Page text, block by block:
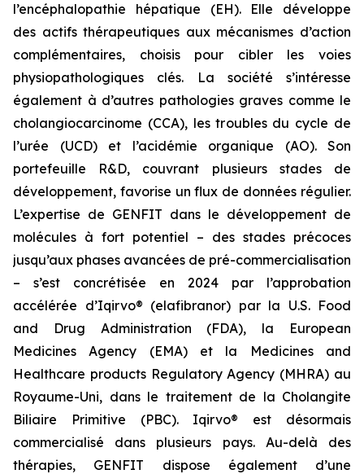
l’encéphalopathie hépatique (EH). Elle développe
des actifs thérapeutiques aux mécanismes d’action
complémentaires, choisis pour cibler les voies
physiopathologiques clés. La société s’intéresse
également à d’autres pathologies graves comme le
cholangiocarcinome (CCA), les troubles du cycle de
l’urée (UCD) et l’acidémie organique (AO). Son
portefeuille R&D, couvrant plusieurs stades de
développement, favorise un flux de données régulier.
L’expertise de GENFIT dans le développement de
molécules à fort potentiel – des stades précoces
jusqu’aux phases avancées de pré-commercialisation
– s’est concrétisée en 2024 par l’approbation
accélérée d’Iqirvo® (elafibranor) par la U.S. Food
and Drug Administration (FDA), la European
Medicines Agency (EMA) et la Medicines and
Healthcare products Regulatory Agency (MHRA) au
Royaume-Uni, dans le traitement de la Cholangite
Biliaire Primitive (PBC). Iqirvo® est désormais
commercialisé dans plusieurs pays. Au-delà des
thérapies, GENFIT dispose également d’une